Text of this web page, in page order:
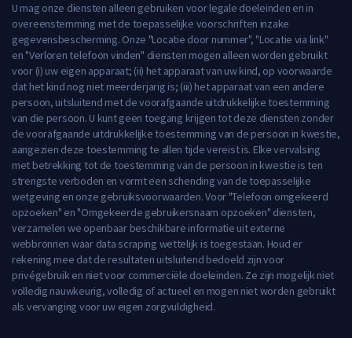
U mag onze diensten alleen gebruiken voor legale doeleinden en in
overeenstemming met de toepasselijke voorschriften inzake
gegevensbescherming. Onze "Locatie door nummer", "Locatie via link"
en "Verloren telefoon vinden" diensten mogen alleen worden gebruikt
voor (i) uw eigen apparaat; (ii) het apparaat van uw kind, op voorwaarde
dat het kind nog niet meerderjarig is; (iii) het apparaat van een andere
persoon, uitsluitend met de voorafgaande uitdrukkelijke toestemming
van die persoon. U kunt geen toegang krijgen tot deze diensten zonder
de voorafgaande uitdrukkelijke toestemming van de persoon in kwestie,
aangezien deze toestemming te allen tijde vereist is. Elke vervalsing
met betrekking tot de toestemming van de persoon in kwestie is ten
strengste verboden en vormt een schending van de toepasselijke
wetgeving en onze gebruiksvoorwaarden. Voor "Telefoon omgekeerd
opzoeken" en "Omgekeerde gebruikersnaam opzoeken" diensten,
verzamelen we openbaar beschikbare informatie uit externe
webbronnen waar data scraping wettelijk is toegestaan. Houd er
rekening mee dat de resultaten uitsluitend bedoeld zijn voor
privégebruik en niet voor commerciële doeleinden. Ze zijn mogelijk niet
volledig nauwkeurig, volledig of actueel en mogen niet worden gebruikt
als vervanging voor uw eigen zorgvuldigheid.